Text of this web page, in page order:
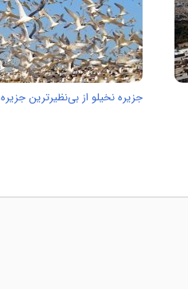
جزیره نخیلو از بی‌نظیرترین جزیره